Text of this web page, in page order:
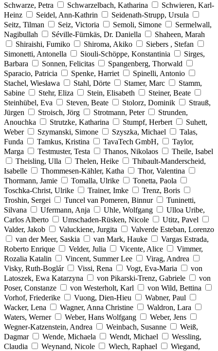
Schwarze, Petra
Schwarzelbach, Katharina
Schwieren, Karl-
Heinz
Seidel, Ann-Kathrin
Seidenath-Strupp, Ursula
Seitz, Tilman
Seiz, Victoria Semoli, Simone
Sermelwall,
Nagibullah
Séville-Fürnkäs, Dr. Daniella
Shaheen, Marah
Shiraishi, Fumiko
Shiroma, Akiko
Siebers , Stefan
Simonetti, Antonella
Siouli-Schöppe, Konstantinia
Sirges,
Barbara
Sonnen, Felicitas
Spangenberg, Thorwald
Sparacio, Patricia
Spenke, Harriet
Spinelli, Antonio
Stachel, Wiesława
Stahl, Dörte Stamer, Marc
Stamm,
Sabine
Stehr, Eliza Stein, Elisabeth
Steiner, Beate
Steinhübel, Eva
Steven, Beate Stolorz, Dominik
Strauß,
Jürgen
Stroisch, Jörg Strotmann, Peter
Strunden,
Anouchka
Strutzke, Katharina Stumpf, Herbert
Suhett,
Weber
Szymanski, Simone Szyszka, Michael
Talas,
Funda
Tamkus, Kristina TavaTech GmbH,
Taylor,
Marga
Testmuster, Testa Thanos, Nikolaos
Theile, Isabel
Theisling, Ulla
Thelen, Heike
Thibault-Manderscheid,
Isabelle
Thommesen-Kähler, Katha
Thor, Valentina
Thormann, Jamie
Tomalla, Ulrike
Tonetta, Paola
Toschka-Christ, Ulrike
Trainer, Imke
Trenz, Boris
Troshin, Sergei
Tuncel van Pomeren, Binnur
Tuninetti,
Silvana
Ufermann, Anja Uhle, Wolfgang
Ulloa Uribe,
Carlos Alberto
Umschaden-Rüsken, Nicole
Utitz, Pavel
Valder, Jakob
Valuckiene, Jurgita
Valverde Esteban, Lorenzo
van der Meer, Saskia
van Mark, Hauke
Vargas Estrada,
Roberto Enrique
Velder, Julia Vicente, Alice
Vimmer,
Rozalia Katalin
Vincent, Summer Lee
Virag, Andrea
Visky, Ruth-Boglár
Vissi, Rena Vogt, Eva-Maria
von
Latoszek, Ewa Katarzyna
von Pikarski-Trenz, Gabriele
von
Poser, Constanze
von Westerholt, Karl
von Wild, Bettina
Vorhof, Friederike
Vuong, Dien-Hieu
Wabner, Paul
Wacker, Lena
Wagner, Anna Christine
Waldron, Lara
Waters, Werner
Weber, Hans Wolfgang
Weber, Jens
Wegner-Katzenstein, Andrea
Weinbach, Susanne
Weiß,
Dagmar
Wende, Michaela Wendt, Michael
Wessling,
Claudia
Weynand, Nicole Wiech, Raphael
Wiegand,